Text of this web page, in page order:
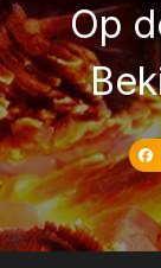
Op